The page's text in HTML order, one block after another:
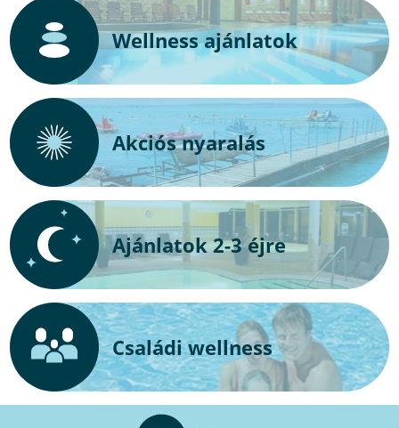
Wellness ajánlatok
Akciós nyaralás
Ajánlatok 2-3 éjre
Családi wellness